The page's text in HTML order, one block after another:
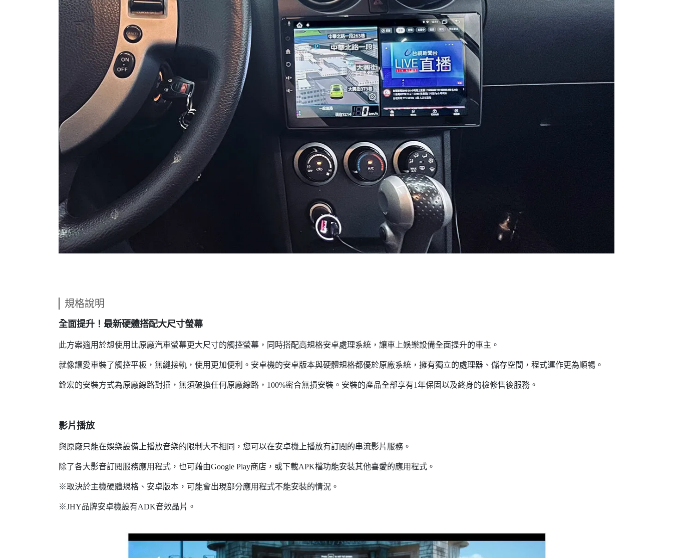
規格說明
全面提升！最新硬體搭配大尺寸螢幕
此方案適用於想使用比原廠汽車螢幕更大尺寸的觸控螢幕，同時搭配高規格安卓處理系統，讓車上娛樂設備全面提升的車主。
就像讓愛車裝了觸控平板，無縫接軌，使用更加便利。安卓機的安卓版本與硬體規格都優於原廠系統，擁有獨立的處理器、儲存空間，程式運作更為順暢。
銓宏的安裝方式為原廠線路對插，無須破換任何原廠線路，100%密合無損安裝。安裝的產品全部享有1年保固以及終身的檢修售後服務。
影片播放
與原廠只能在娛樂設備上播放音樂的限制大不相同，您可以在安卓機上播放有訂閱的串流影片服務。
除了各大影音訂閱服務應用程式，也可藉由Google Play商店，或下載APK檔功能安裝其他喜愛的應用程式。
※取決於主機硬體規格、安卓版本，可能會出現部分應用程式不能安裝的情況。
※JHY品牌安卓機設有ADK音效晶片。